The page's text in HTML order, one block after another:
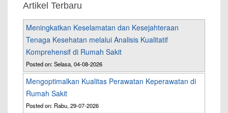
Artikel Terbaru
Meningkatkan Keselamatan dan Kesejahteraan
Tenaga Kesehatan melalui Analisis Kualitatif
Komprehensif di Rumah Sakit
Posted on: Selasa, 04-08-2026
Mengoptimalkan Kualitas Perawatan Keperawatan di
Rumah Sakit
Posted on: Rabu, 29-07-2026